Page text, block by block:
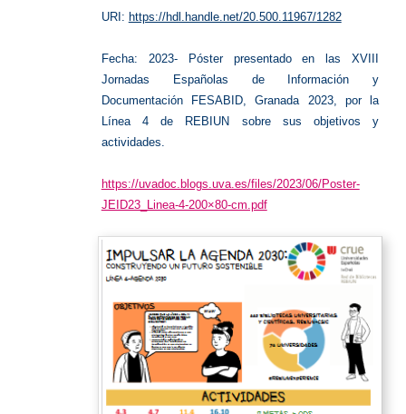
URI: https://hdl.handle.net/20.500.11967/1282
Fecha: 2023- Póster presentado en las XVIII
Jornadas Españolas de Información y
Documentación FESABID, Granada 2023, por la
Línea 4 de REBIUN sobre sus objetivos y
actividades.
https://uvadoc.blogs.uva.es/files/2023/06/Poster-
JEID23_Linea-4-200×80-cm.pdf